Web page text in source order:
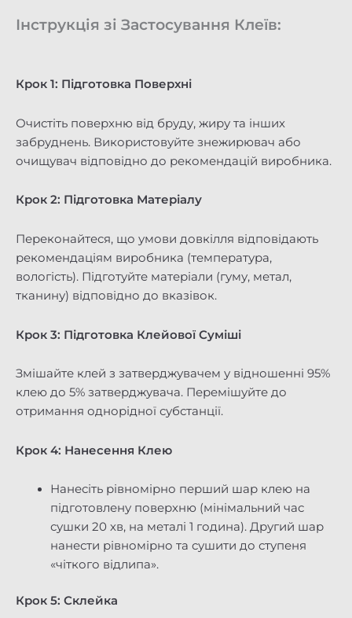
Інструкція зі Застосування Клеїв:
Крок 1: Підготовка Поверхні
Очистіть поверхню від бруду, жиру та інших
забруднень. Використовуйте знежирювач або
очищувач відповідно до рекомендацій виробника.
Крок 2: Підготовка Матеріалу
Переконайтеся, що умови довкілля відповідають
рекомендаціям виробника (температура,
вологість). Підготуйте матеріали (гуму, метал,
тканину) відповідно до вказівок.
Крок 3: Підготовка Клейової Суміші
Змішайте клей з затверджувачем у відношенні 95%
клею до 5% затверджувача. Перемішуйте до
отримання однорідної субстанції.
Крок 4: Нанесення Клею
Нанесіть рівномірно перший шар клею на
підготовлену поверхню (мінімальний час
сушки 20 хв, на металі 1 година). Другий шар
нанести рівномірно та сушити до ступеня
«чіткого відлипа».
Крок 5: Склейка